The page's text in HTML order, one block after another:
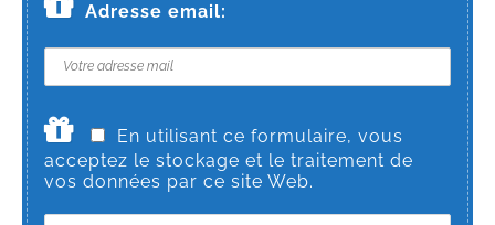
Adresse email:
En utilisant ce formulaire, vous
acceptez le stockage et le traitement de
vos données par ce site Web.